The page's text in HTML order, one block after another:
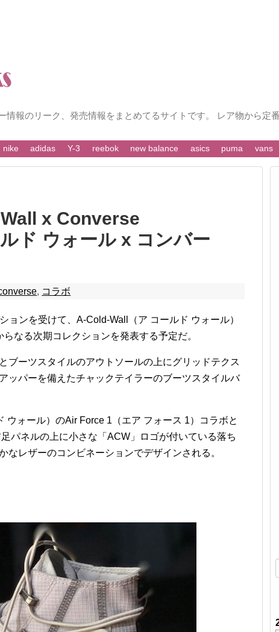
報のリーク、発売情報をまとめてるサイトです。 レア物から定
nike adidas Y-3 reebok new balance asics puma vans
Wall x Converse
ド ウォール x コンバー
, コラボ
ョンを受けて、A-Cold-Wall（ア コールド ウォール）
なる次期コレクションを発表する予定だ。
ブーツスタイルのアウトソールの上にグリッドテクス
ッパーを備えたチャックテイラーのブーツスタイルバ
ウォール）のAir Force 1（エア フォース 1）コラボと
パネルの上に小さな「ACW」ロゴが付いている落ち
なレザーのコンビネーションでデザインされる。